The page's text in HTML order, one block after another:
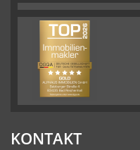
KONTAKT